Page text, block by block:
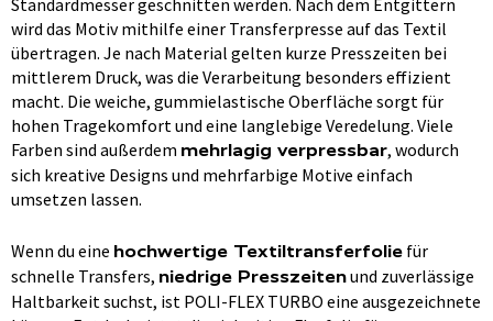
Standardmesser geschnitten werden. Nach dem Entgittern
wird das Motiv mithilfe einer Transferpresse auf das Textil
übertragen. Je nach Material gelten kurze Presszeiten bei
mittlerem Druck, was die Verarbeitung besonders effizient
macht. Die weiche, gummielastische Oberfläche sorgt für
hohen Tragekomfort und eine langlebige Veredelung. Viele
Farben sind außerdem mehrlagig verpressbar, wodurch
sich kreative Designs und mehrfarbige Motive einfach
umsetzen lassen.
Wenn du eine hochwertige Textiltransferfolie für
schnelle Transfers, niedrige Presszeitenund zuverlässige
Haltbarkeit suchst, ist POLI-FLEX TURBO eine ausgezeichnete